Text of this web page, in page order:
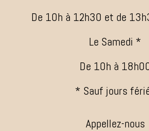
De 10h à 12h30 et de
Le Samedi *
De 10h à
* Sauf jours
Appellez-nous